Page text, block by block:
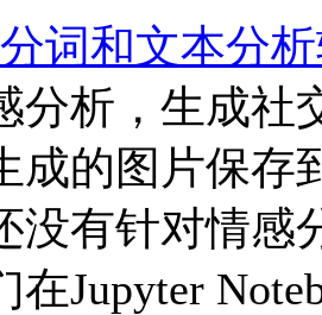
分词和文本分
分析，生成社
成的图片保存
没有针对情感
在Jupyter